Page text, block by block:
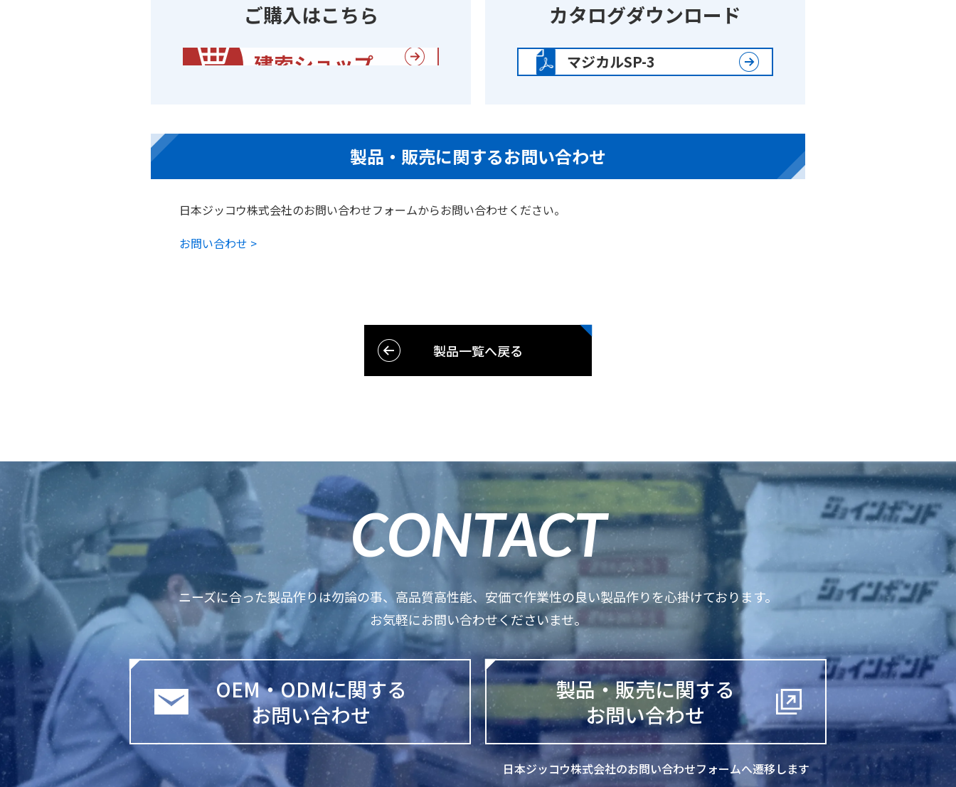
ご購入はこちら カタログダウンロード
マジカルSP-3
製品・販売に関するお問い合わせ
日本ジッコウ株式会社のお問い合わせフォームからお問い合わせください。
お問い合わせ >
製品一覧へ戻る
CONTACT
ニーズに合った製品作りは勿論の事、高品質高性能、安価で作業性の良い製品作りを心掛けております。
お気軽にお問い合わせくださいませ。
OEM・ODMに関する
お問い合わせ
製品・販売に関する
お問い合わせ
日本ジッコウ株式会社のお問い合わせフォームへ遷移します